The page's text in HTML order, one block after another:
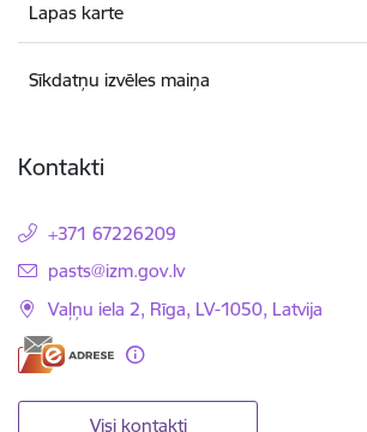
Lapas karte
Sīkdatņu izvēles maiņa
Kontakti
+371 67226209
E-pasts:
pasts@izm.gov.lv
Vaļņu iela 2, Rīga, LV-1050, Latvija
Visi kontakti